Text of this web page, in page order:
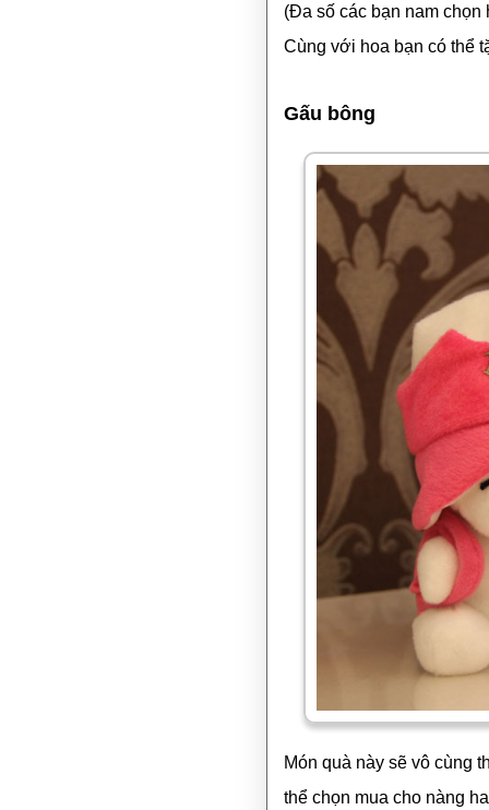
(Đa số các bạn nam chọn
Cùng với hoa bạn có thể
Gấu bông
Món quà này sẽ vô cùng
thể chọn mua cho nàng